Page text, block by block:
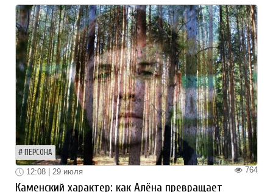
ПЕРСОНА
764
12:08 | 29 июля
Каменский характер: как Алёна превращает